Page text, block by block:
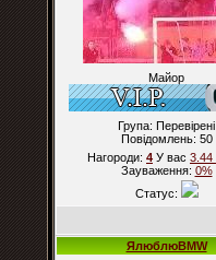
Майор
Група: Перевірені
Повідомлень: 50
Нагороди: 4 У вас 3.44
Зауваження: 0%
Статус:
ЯлюблюBMW